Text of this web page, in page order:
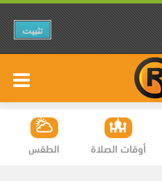
تثبيت
الطقس أوقات الصلاة